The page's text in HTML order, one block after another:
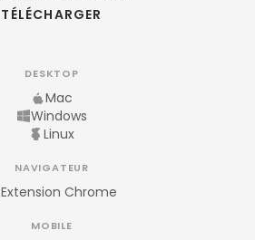
TÉLÉCHARGER
DESKTOP
Mac
Windows
Linux
NAVIGATEUR
Extension Chrome
MOBILE